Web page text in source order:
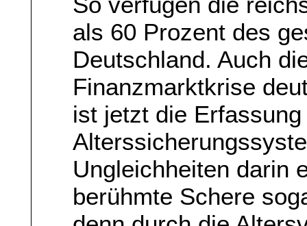
als 60 Prozent des
Deutschland. Auch
Finanzmarktkrise
ist jetzt die
Ungleichheiten darin
berühmte Schere